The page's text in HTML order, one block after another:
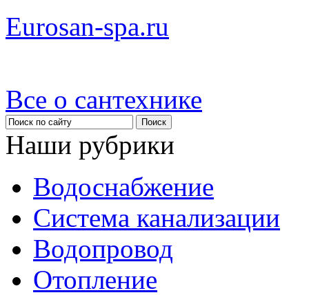
Eurosan-spa.ru
Все о сантехнике
Наши рубрики
Водоснабжение
Система канализации
Водопровод
Отопление